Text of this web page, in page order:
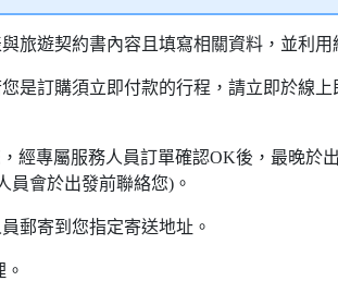
旅遊契約書內容且填寫相關資料，並利
是訂購須立即付款的行程，請立即於線
經專屬服務人員訂單確認OK後，最晚
員會於出發前聯絡您)。
郵寄到您指定寄送地址。